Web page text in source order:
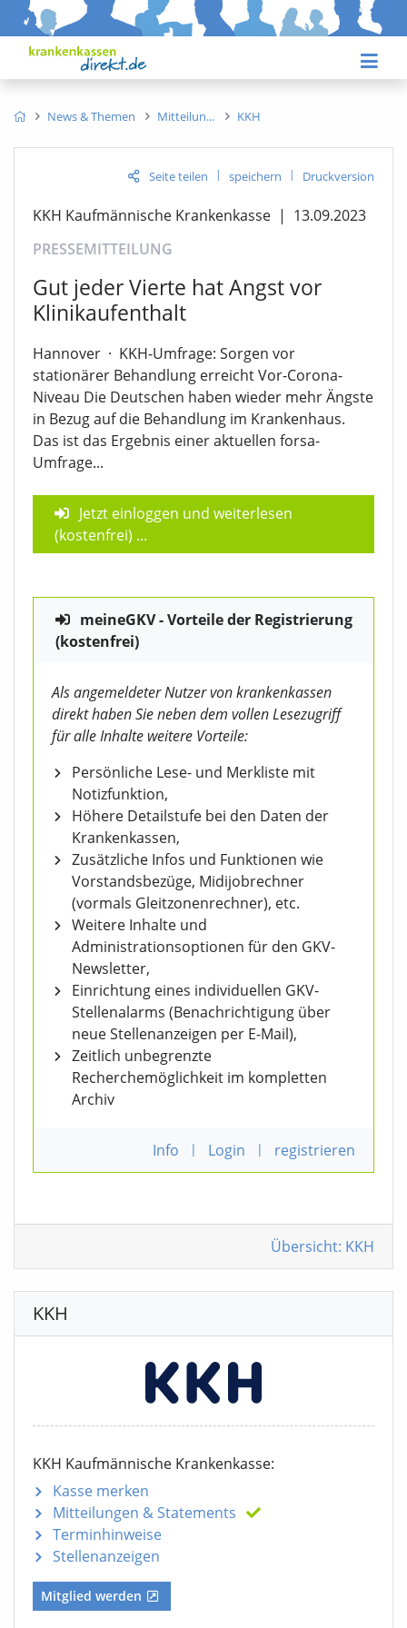
News & Themen Mitteilun KKH
Seite teilen | speichern | Druckversion
KKH Kaufmännische Krankenkasse | 13.09.2023
PRESSEMITTEILUNG
Gut jeder Vierte hat Angst vor
Klinikaufenthalt
Hannover · KKH-Umfrage: Sorgen vor
stationärer Behandlung erreicht Vor-Corona-
Niveau Die Deutschen haben wieder mehr Ängste
in Bezug auf die Behandlung im Krankenhaus.
Das ist das Ergebnis einer aktuellen forsa-
Umfrage...
Jetzt einloggen und weiterlesen
(kostenfrei) ...
meineGKV - Vorteile der Registrierung
(kostenfrei)
Als angemeldeter Nutzer von krankenkassen
direkt haben Sie neben dem vollen Lesezugriff
für alle Inhalte weitere Vorteile:
Persönliche Lese- und Merkliste mit
Notizfunktion,
Höhere Detailstufe bei den Daten der
Krankenkassen,
Zusätzliche Infos und Funktionen wie
Vorstandsbezüge, Midijobrechner
(vormals Gleitzonenrechner), etc.
Weitere Inhalte und
Administrationsoptionen für den GKV-
Newsletter,
Einrichtung eines individuellen GKV-
Stellenalarms (Benachrichtigung über
neue Stellenanzeigen per E-Mail),
Zeitlich unbegrenzte
Recherchemöglichkeit im kompletten
Archiv
Info | Login | registrieren
Übersicht: KKH
KKH
KKH Kaufmännische Krankenkasse:
Kasse merken
Mitteilungen & Statements
Terminhinweise
Stellenanzeigen
Mitglied werden